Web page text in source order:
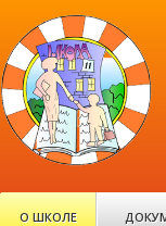
О ШКОЛЕ